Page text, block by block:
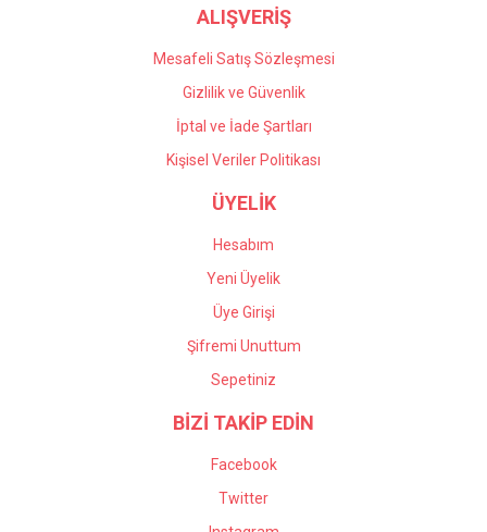
ALIŞVERİŞ
Mesafeli Satış Sözleşmesi
Gizlilik ve Güvenlik
İptal ve İade Şartları
Kişisel Veriler Politikası
ÜYELİK
Hesabım
Yeni Üyelik
Üye Girişi
Şifremi Unuttum
Sepetiniz
BİZİ TAKİP EDİN
Facebook
Twitter